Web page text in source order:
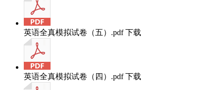
英语全真模拟试卷（五）.pdf 下载
英语全真模拟试卷（四）.pdf 下载